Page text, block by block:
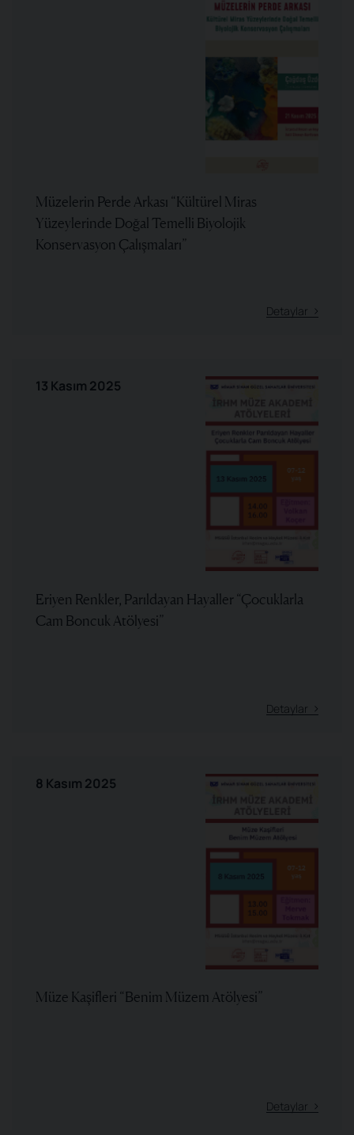
Müzelerin Perde Arkası “Kültürel Miras
Yüzeylerinde Doğal Temelli Biyolojik
Konservasyon Çalışmaları”
Detaylar
13 Kasım 2025
Eriyen Renkler, Parıldayan Hayaller “Çocuklarla
Cam Boncuk Atölyesi”
Detaylar
8 Kasım 2025
Müze Kaşifleri “Benim Müzem Atölyesi”
Detaylar